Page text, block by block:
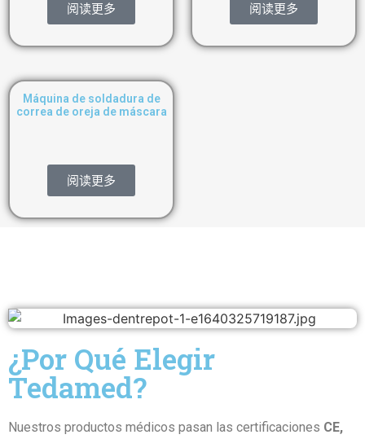
阅读更多 阅读更多
Máquina de soldadura de
correa de oreja de máscara
阅读更多
¿Por Qué Elegir
Tedamed?
Nuestros productos médicos pasan las certificaciones CE,